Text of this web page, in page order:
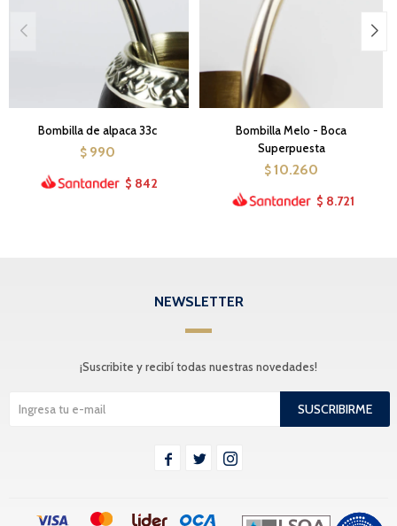
Bombilla de alpaca 33c
$ 990
$ 842
Bombilla Melo - Boca
Superpuesta
$ 10.260
$ 8.721
NEWSLETTER
¡Suscribite y recibí todas nuestras novedades!
SUSCRIBIRME
  